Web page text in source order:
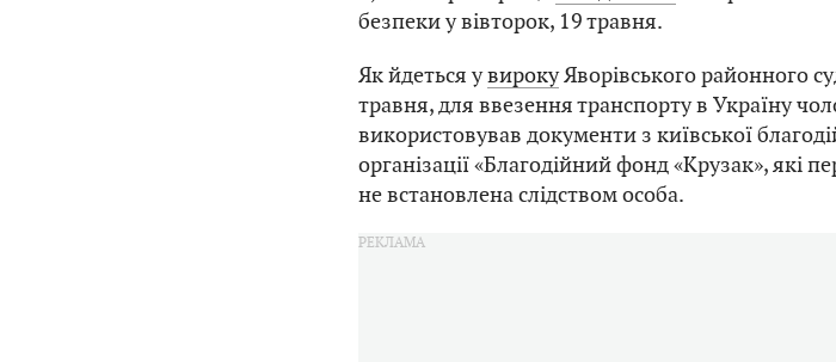
безпеки у вівторок, 19 травня.
Як йдеться увирокуЯворівського районного
травня, для ввезення транспорту в Україну
використовував документи з київської
організації «Благодійний фонд «Крузак», які
не встановлена слідством особа.